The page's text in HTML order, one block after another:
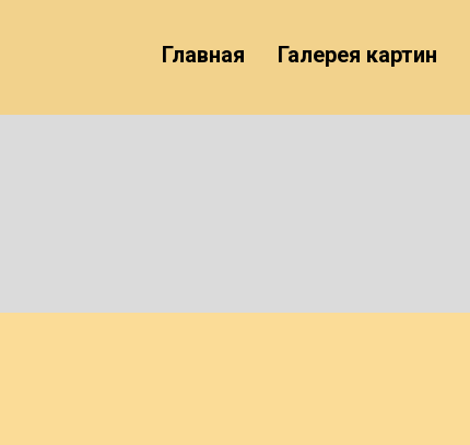
Главная Галерея картин